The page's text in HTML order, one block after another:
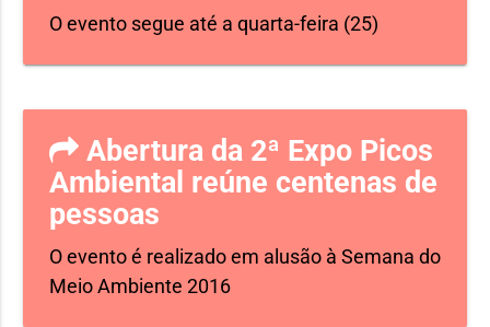
O evento segue até a quarta-feira (25)
Abertura da 2ª Expo Picos
Ambiental reúne centenas de
pessoas
O evento é realizado em alusão à Semana do
Meio Ambiente 2016